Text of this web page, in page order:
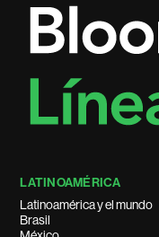
LATINOAMÉRICA
Latinoamérica y el mundo
Brasil